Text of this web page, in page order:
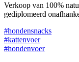
Verkoop van 100%
gediplomeerd
#hondensnacks
#kattenvoer
#hondenvoer